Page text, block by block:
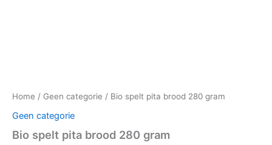
Home / Geen categorie / Bio spelt pita brood 280 gram
Geen categorie
Bio spelt pita brood 280 gram